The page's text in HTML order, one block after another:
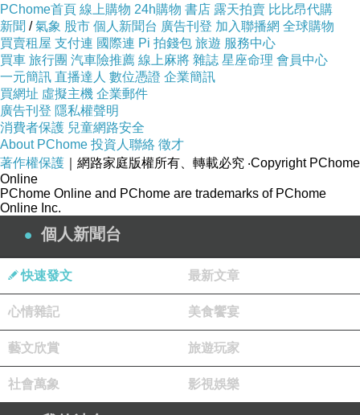
麻辣炒泡麵（５種配料），任選任搭店內提供的
食材，自選牛肉、綠花椰、杏包菇、空心菜、貢
丸、另加起司，另附月見蛋。
麻辣相當有辣勁、鹹香辣中微有甜味，此甜辣的
風味～
讓我想起印尼峇里島的炒泡麵，不知不覺地讓紫
小琪回味起愉快時光。
牛肉大片且嫩口，加上麻辣偏重口味，我覺得配
料搭配蔬菜、肉食等都滿搭的。
趁熱ＫＯ風味最佳，吃辣的朋友必點麻辣口味！
，
牛小排
這道牛小排有別我對於牛小排的想法，牛肉帶些
皮質與一般認知的牛小排不同。
PChome首頁 線上購物 24h購物 書店 露天拍賣 比比昂代購
新聞 /氣象 股市 個人新聞台 廣告刊登 加入聯播網 全球購物
買賣租屋 支付連 國際連 Pi 拍錢包 旅遊 服務中心
買車 旅行團 汽車險推薦 線上麻將 雜誌 星座命理 會員中心
一元簡訊 直播達人 數位憑證 企業簡訊
買網址 虛擬主機 企業郵件
廣告刊登 隱私權聲明
消費者保護 兒童網路安全
About PChome 投資人聯絡 徵才
著作權保護 ｜網路家庭版權所有、轉載必究 ‧Copyright PChome
Online
PChome Online and PChome are trademarks of PChome
Online Inc.
個人新聞台
快速發文 最新文章
心情雜記 美食饗宴
藝文欣賞 旅遊玩家
社會萬象 影視娛樂